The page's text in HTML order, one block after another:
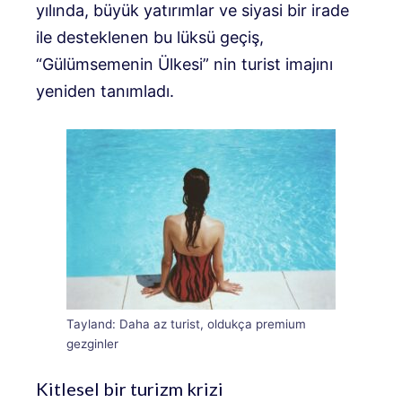
yılında, büyük yatırımlar ve siyasi bir irade
ile desteklenen bu lüksü geçiş,
“Gülümsemenin Ülkesi” nin turist imajını
yeniden tanımladı.
Tayland: Daha az turist, oldukça premium
gezginler
Kitlesel bir turizm krizi